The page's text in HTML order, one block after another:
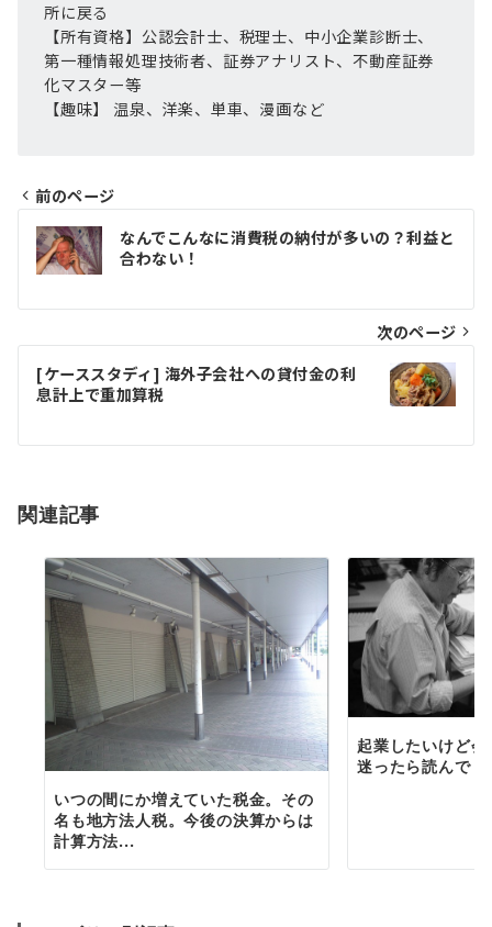
所に戻る
【所有資格】公認会計士、税理士、中小企業診断士、
第一種情報処理技術者、証券アナリスト、不動産証券
化マスター等
【趣味】 温泉、洋楽、単車、漫画など
投
稿
ビ
ゲ
シ
ン
前のページ
なんでこんなに消費税の納付が多いの？利益と
合わない！
次のページ
[ケーススタディ] 海外子会社への貸付金の利
息計上で重加算税
関連記事
いつの間にか増えていた税金。その
名も地方法人税。今後の決算からは
計算方法...
起業したいけど
迷ったら読んでく